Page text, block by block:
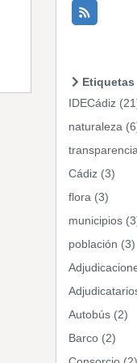
Etiquetas
IDECádiz
naturaleza
Cádiz (3)
flora (3)
municipios
población (3)
Autobús (2)
Barco (2)